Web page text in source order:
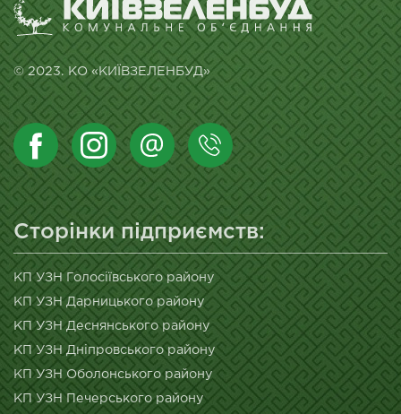
© 2023. КО «КИЇВЗЕЛЕНБУД»
Сторінки підприємств:
КП УЗН Голосіївського району
КП УЗН Дарницького району
КП УЗН Деснянського району
КП УЗН Дніпровського району
КП УЗН Оболонського району
КП УЗН Печерського району